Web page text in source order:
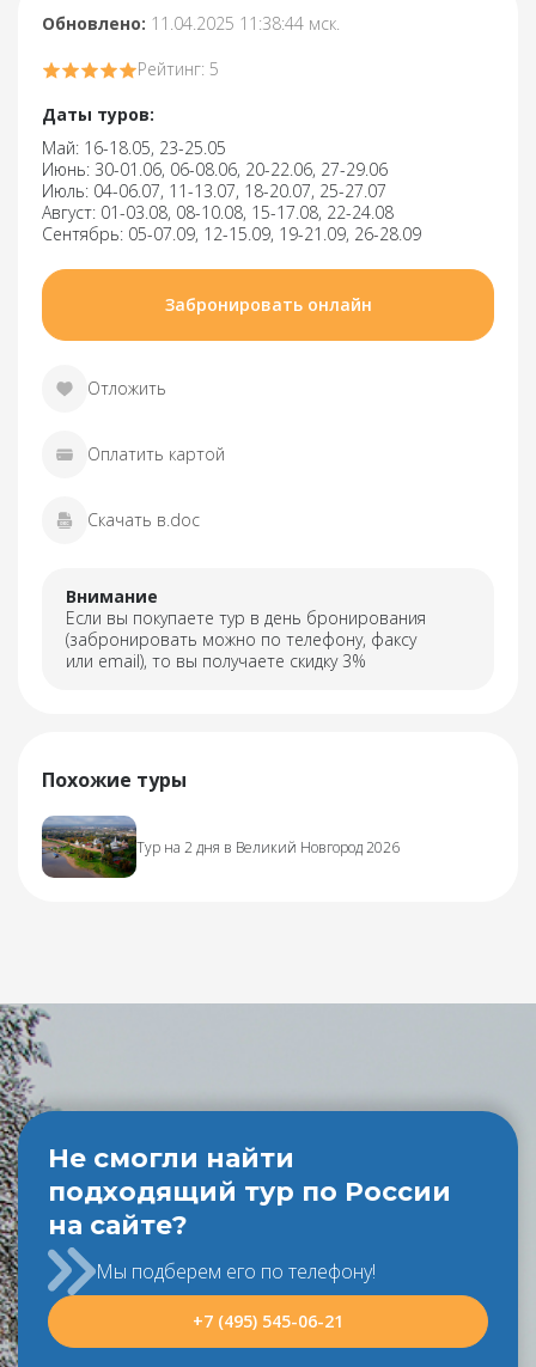
Обновлено: 11.04.2025 11:38:44 мск.
Рейтинг: 5
Даты туров:
Май: 16-18.05, 23-25.05
Июнь: 30-01.06, 06-08.06, 20-22.06, 27-29.06
Июль: 04-06.07, 11-13.07, 18-20.07, 25-27.07
Август: 01-03.08, 08-10.08, 15-17.08, 22-24.08
Сентябрь: 05-07.09, 12-15.09, 19-21.09, 26-28.09
Забронировать онлайн
Отложить
Оплатить картой
Скачать в.doc
Внимание
Если вы покупаете тур в день бронирования
(забронировать можно по телефону, факсу
или email), то вы получаете скидку 3%
Похожие туры
Тур на 2 дня в Великий Новгород 2026
Не смогли найти
подходящий тур по России
на сайте?
Мы подберем его по телефону!
+7 (495) 545-06-21